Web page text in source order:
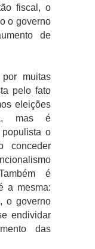
fiscal, o
o governo
de
muitas
pelo fato
eleições
mas é
o
conceder
é
a mesma:
o governo
endividar
das